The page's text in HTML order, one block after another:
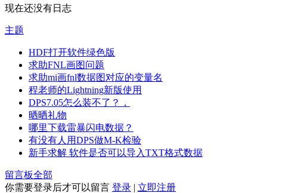
现在还没有日志
主题
HDF打开软件绿色版
求助FNL画图问题
求助mi画fnl数据图对应的变量名
程老师的Lightning新版使用
DPS7.05怎么装不了？，
晒晒礼物
哪里下载雷暴闪电数据？
有没有人用DPS做M-K检验
新手求解 软件是否可以导入TXT格式数据
留言板全部
你需要登录后才可以留言 登录 | 立即注册